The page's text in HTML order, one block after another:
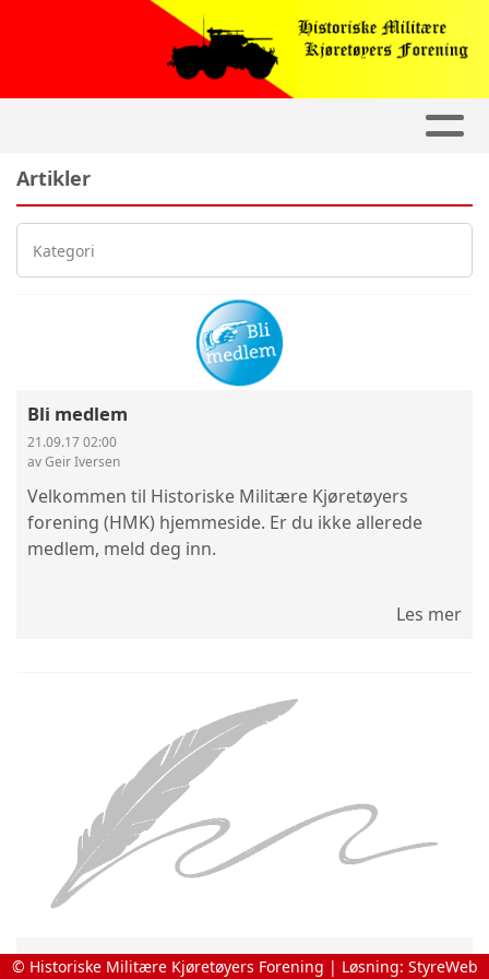
Artikler
Kategori
Bli medlem
21.09.17 02:00
av Geir Iversen
Velkommen til Historiske Militære Kjøretøyers
forening (HMK) hjemmeside. Er du ikke allerede
medlem, meld deg inn.
Les mer
Depot Moane AS praktiske opplysninger
© Historiske Militære Kjøretøyers Forening | Løsning: StyreWeb